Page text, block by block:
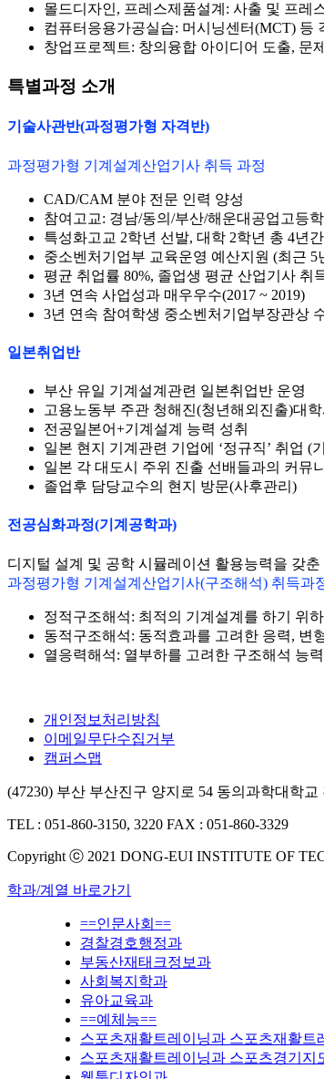
몰드디자인, 프레스제품설계: 사출 및 프레
컴퓨터응용가공실습: 머시닝센터(MCT) 등
창업프로젝트: 창의융합 아이디어 도출, 문
특별과정 소개
기술사관반(과정평가형 자격반)
과정평가형 기계설계산업기사 취득 과정
CAD/CAM 분야 전문 인력 양성
참여고교: 경남/동의/부산/해운대공업고등
특성화고교 2학년 선발, 대학 2학년 총 4년
중소벤처기업부 교육운영 예산지원 (최근 5
평균 취업률 80%, 졸업생 평균 산업기사
3년 연속 사업성과 매우우수(2017 ~ 2019)
3년 연속 참여학생 중소벤처기업부장관상
일본취업반
부산 유일 기계설계관련 일본취업반 운영
고용노동부 주관 청해진(청년해외진출)대
전공일본어+기계설계 능력 성취
일본 현지 기계관련 기업에 ‘정규직’ 취업 (
일본 각 대도시 주위 진출 선배들과의 커뮤
졸업후 담당교수의 현지 방문(사후관리)
전공심화과정(기계공학과)
디지털 설계 및 공학 시뮬레이션 활용능력을 갖
과정평가형 기계설계산업기사(구조해석) 취득과
정적구조해석: 최적의 기계설계를 하기 위
동적구조해석: 동적효과를 고려한 응력, 변
열응력해석: 열부하를 고려한 구조해석 능
개인정보처리방침
이메일무단수집거부
캠퍼스맵
(47230) 부산 부산진구 양지로 54 동의과학대학
TEL : 051-860-3150, 3220 FAX : 051-860-3329
Copyright ⓒ 2021 DONG-EUI INSTITUTE OF
학과/계열 바로가기
==인문사회==
경찰경호행정과
부동산재태크정보과
사회복지학과
유아교육과
==예체능==
스포츠재활트레이닝과 스포츠재활트
스포츠재활트레이닝과 스포츠경기지